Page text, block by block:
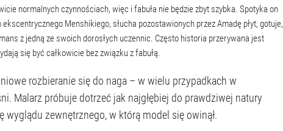
normalnych czynnościach, więc i fabuła nie będzie zbyt szybka. Spotyka on
Menshikiego, słucha pozostawionych przez Amadę płyt, gotuje,
z jedną ze swoich dorosłych uczennic. Często historia przerywana jest
się być całkowicie bez związku z fabułą.
rozbieranie się do naga – w wielu przypadkach w
Malarz próbuje dotrzeć jak najgłębiej do prawdziwej natury
wyglądu zewnętrznego, w którą model się owinął.